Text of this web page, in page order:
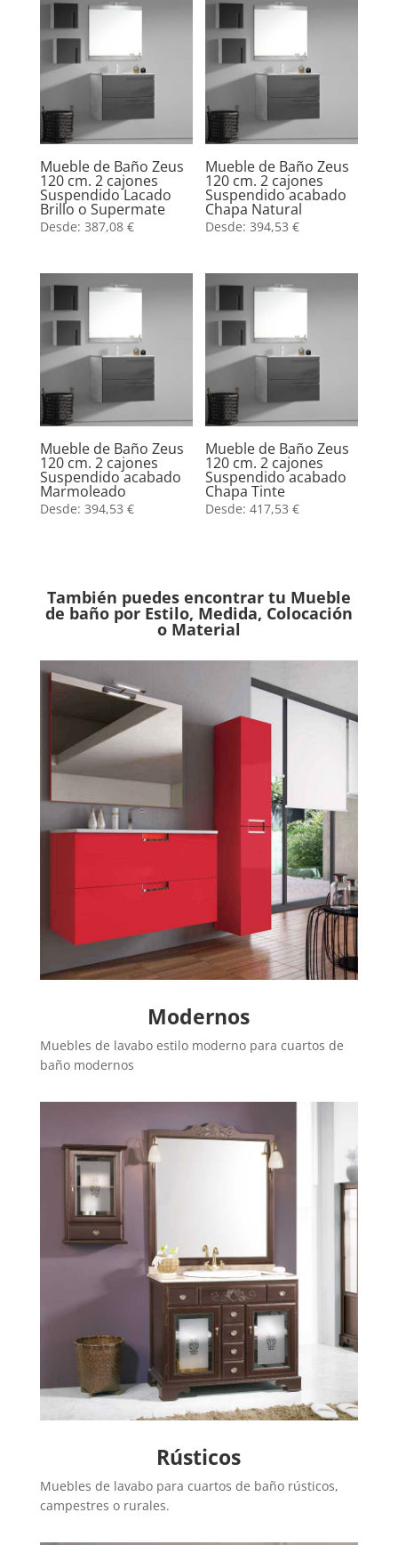
Mueble de Baño Zeus
120 cm. 2 cajones
Suspendido Lacado
Brillo o Supermate
Desde: 387,08 €
Mueble de Baño Zeus
120 cm. 2 cajones
Suspendido acabado
Chapa Natural
Desde:394,53€
Mueble de Baño Zeus
120 cm. 2 cajones
Suspendido acabado
Marmoleado
Desde: 394,53 €
Mueble de Baño Zeus
120 cm. 2 cajones
Suspendido acabado
Chapa Tinte
Desde:417,53€
También puedes encontrar tu Mueble
de baño por Estilo, Medida, Colocación
o Material
Modernos
Muebles de lavabo estilo moderno para cuartos de
baño modernos
Rústicos
Muebles de lavabo para cuartos de baño rústicos,
campestres o rurales.